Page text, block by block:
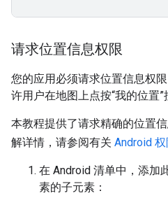
请求位置信息权限
您的应用必须请求位置信息权
许用户在地图上点按“我的位置”
本教程提供了请求精确的位置
解详情，请参阅有关 Android 权
在 Android 清单中，添加
素的子元素：